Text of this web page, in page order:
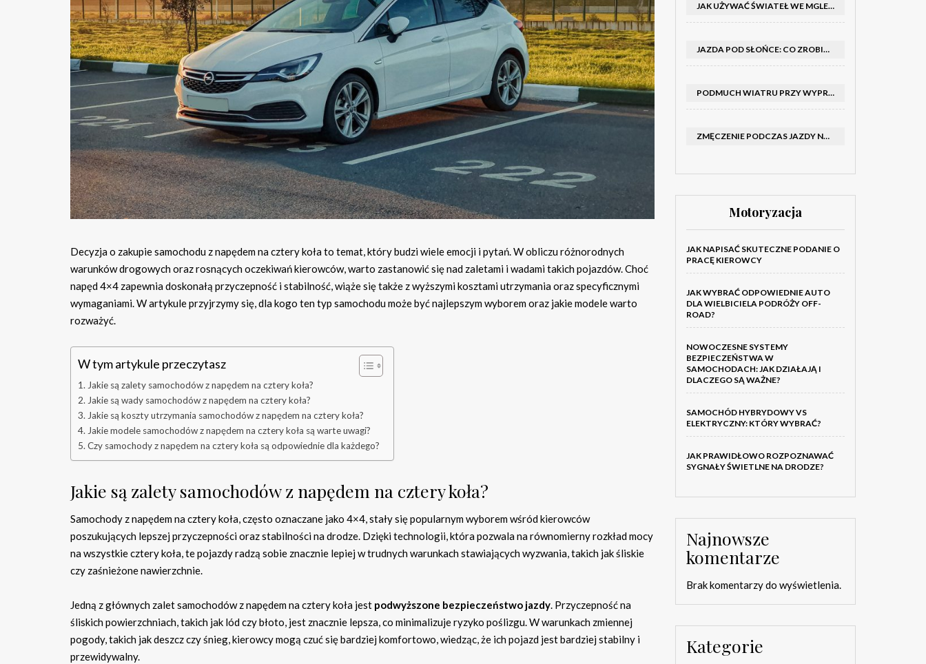
Decyzja o zakupie samochodu z napędem na cztery koła to temat, który budzi wiele emocji i pytań. W obliczu różnorodnych
warunków drogowych oraz rosnących oczekiwań kierowców, warto zastanowić się nad zaletami i wadami takich pojazdów. Choć
napęd 4×4 zapewnia doskonałą przyczepność i stabilność, wiąże się także z wyższymi kosztami utrzymania oraz specyficznymi
wymaganiami. W artykule przyjrzymy się, dla kogo ten typ samochodu może być najlepszym wyborem oraz jakie modele warto
rozważyć.
W tym artykule przeczytasz
Jakie są zalety samochodów z napędem na cztery koła?
Jakie są wady samochodów z napędem na cztery koła?
Jakie są koszty utrzymania samochodów z napędem na cztery koła?
Jakie modele samochodów z napędem na cztery koła są warte uwagi?
Czy samochody z napędem na cztery koła są odpowiednie dla każdego?
Jakie są zalety samochodów z napędem na cztery koła?
Samochody z napędem na cztery koła, często oznaczane jako 4×4, stały się popularnym wyborem wśród kierowców
poszukujących lepszej przyczepności oraz stabilności na drodze. Dzięki technologii, która pozwala na równomierny rozkład mocy
na wszystkie cztery koła, te pojazdy radzą sobie znacznie lepiej w trudnych warunkach stawiających wyzwania, takich jak śliskie
czy zaśnieżone nawierzchnie.
Jedną z głównych zalet samochodów z napędem na cztery koła jest podwyższone bezpieczeństwo jazdy. Przyczepność na
śliskich powierzchniach, takich jak lód czy błoto, jest znacznie lepsza, co minimalizuje ryzyko poślizgu. W warunkach zmiennej
pogody, takich jak deszcz czy śnieg, kierowcy mogą czuć się bardziej komfortowo, wiedząc, że ich pojazd jest bardziej stabilny i
przewidywalny.
JAK UŻYWAĆ ŚWIATEŁ WE MGLE – KIEDY WŁĄCZYĆ MIJANIA I PRZECIWMGIELNE ORAZ CZEGO NIE ROBIĆ
JAZDA POD SŁOŃCE: CO ZROBIĆ, BY OGRANICZYĆ OLŚNIENIE I POPRAWIĆ WIDOCZNOŚĆ
PODMUCH WIATRU PRZY WYPRZEDZANIU CIĘŻARÓWKI: JAK UTRZYMAĆ TOR JAZDY I OPANOWAĆ AUTO
ZMĘCZENIE PODCZAS JAZDY NOCĄ – PO JAKICH SYGNAŁACH ROZPOZNAĆ SENNOŚĆ ZA KIEROWNICĄ I KIEDY ZROBIĆ PRZERWĘ
Motoryzacja
JAK NAPISAĆ SKUTECZNE PODANIE O
PRACĘ KIEROWCY
JAK WYBRAĆ ODPOWIEDNIE AUTO
DLA WIELBICIELA PODRÓŻY OFF-
ROAD?
NOWOCZESNE SYSTEMY
BEZPIECZEŃSTWA W
SAMOCHODACH: JAK DZIAŁAJĄ I
DLACZEGO SĄ WAŻNE?
SAMOCHÓD HYBRYDOWY VS
ELEKTRYCZNY: KTÓRY WYBRAĆ?
JAK PRAWIDŁOWO ROZPOZNAWAĆ
SYGNAŁY ŚWIETLNE NA DRODZE?
Najnowsze
komentarze
Brak komentarzy do wyświetlenia.
Kategorie